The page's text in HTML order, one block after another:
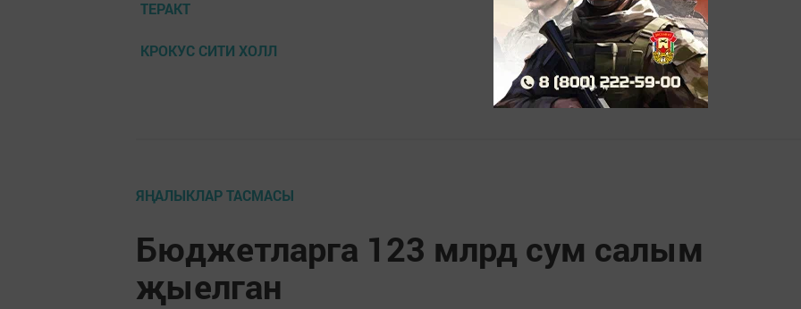
ТЕРАКТ
КРОКУС СИТИ ХОЛЛ
ЯҢАЛЫКЛАР ТАСМАСЫ
Бюджетларга 123 млрд сум салым
җыелган